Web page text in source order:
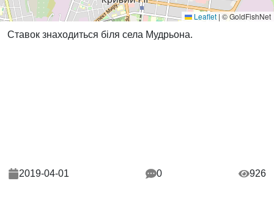
Leaflet|© GoldFishNet
Ставок знаходиться біля села Мудрьона.
2019-04-01 0 926